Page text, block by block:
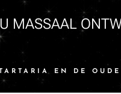
MASSAAL
EN DE OUDE